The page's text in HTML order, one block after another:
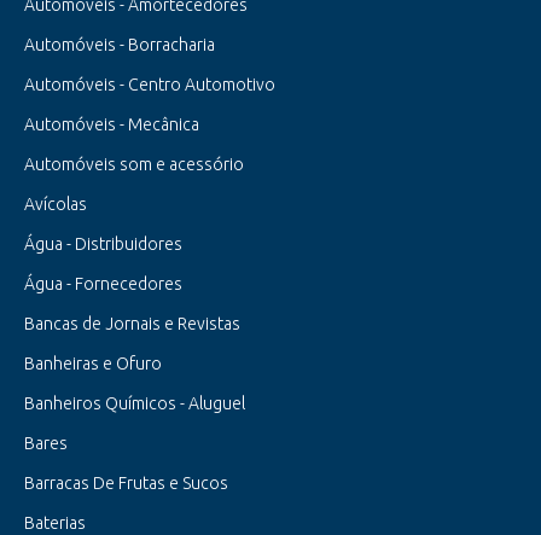
Automóveis - Amortecedores
Automóveis - Borracharia
Automóveis - Centro Automotivo
Automóveis - Mecânica
Automóveis som e acessório
Avícolas
Água - Distribuidores
Água - Fornecedores
Bancas de Jornais e Revistas
Banheiras e Ofuro
Banheiros Químicos - Aluguel
Bares
Barracas De Frutas e Sucos
Baterias